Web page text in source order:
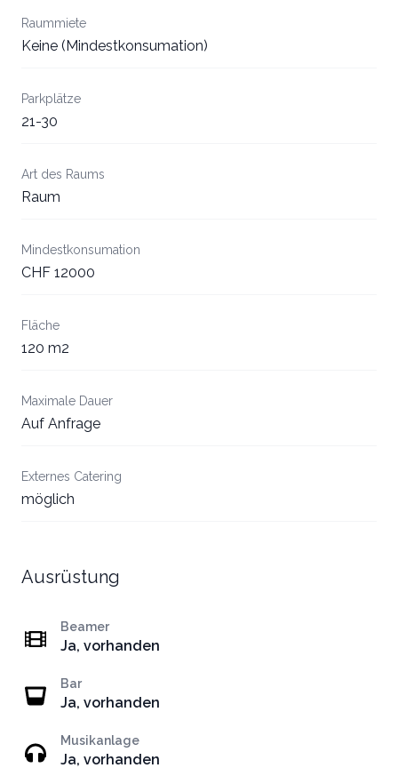
Raummiete
Keine (Mindestkonsumation)
Parkplätze
21-30
Art des Raums
Raum
Mindestkonsumation
CHF 12000
Fläche
120 m2
Maximale Dauer
Auf Anfrage
Externes Catering
möglich
Ausrüstung
Beamer
Ja, vorhanden
Bar
Ja, vorhanden
Musikanlage
Ja, vorhanden